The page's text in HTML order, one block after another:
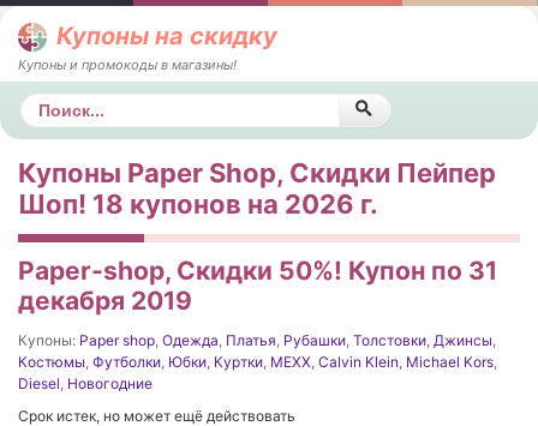
Купоны на скидку
Купоны и промокоды в магазины!
Поиск
Купоны Paper Shop, Скидки Пейпер
Шоп! 18 купонов на 2026 г.
Paper-shop, Скидки 50%! Купон по 31
декабря 2019
Купоны: Paper shop, Одежда, Платья, Рубашки, Толстовки, Джинсы,
Костюмы, Футболки, Юбки, Куртки, MEXX, Calvin Klein, Michael Kors,
Diesel, Новогодние
Срок истек, но может ещё действовать